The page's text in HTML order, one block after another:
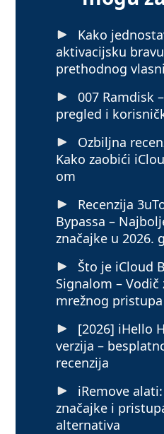
Kako
aktivacijsku
prethodnog
007 Ramdisk
pregled i
Ozbiljna
Kako zaobići
om
Recenzija
Bypassa –
značajke u 2026.
Što je iCloud
Signalom – Vodič
mrežnog pristupa
[2026] iHello
verzija –
recenzija
iRemove
značajke i
alternativa